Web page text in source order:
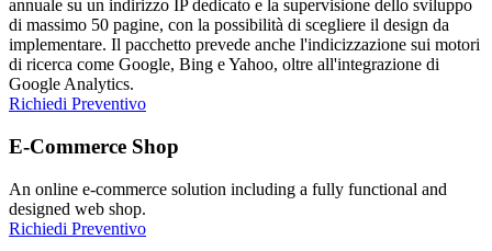
annuale su un indirizzo IP dedicato e la supervisione dello sviluppo
di massimo 50 pagine, con la possibilità di scegliere il design da
implementare. Il pacchetto prevede anche l'indicizzazione sui motori
di ricerca come Google, Bing e Yahoo, oltre all'integrazione di
Google Analytics.
Richiedi Preventivo
E-Commerce Shop
An online e-commerce solution including a fully functional and
designed web shop.
Richiedi Preventivo